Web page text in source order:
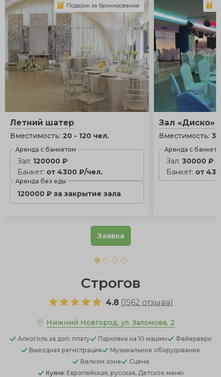
Летний шатер
Вместимость: 20 - 120 чел.
Аренда с банкетом
Зал: 120000 ₽
Банкет: от 4300 ₽/чел.
Аренда без еды
120000 ₽ за закрытие зала
Подарок за бронирование
Зал «Диско»
Вместимость:
Аренда с
Зал:30000 ₽
Банкет: от
Заявка
Строгов
4.8 (1562 отзыва)
Нижний Новгород, ул. Заломова, 2
Алкоголь за доп. плату Парковка на 10 машин
Фейерверк
Выездная регистрация
Музыкальное оборудование
Велком зона
Сцена
Кухня: Европейская, русская, Детское меню